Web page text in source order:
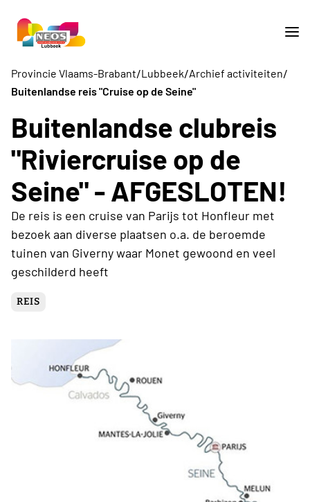
Provincie Vlaams-Brabant/Lubbeek/Archief activiteiten/
Buitenlandse reis "Cruise op de Seine"
Buitenlandse clubreis
"Riviercruise op de
Seine" - AFGESLOTEN!
De reis is een cruise van Parijs tot Honfleur met
bezoek aan diverse plaatsen o.a. de beroemde
tuinen van Giverny waar Monet gewoond en veel
geschilderd heeft
REIS